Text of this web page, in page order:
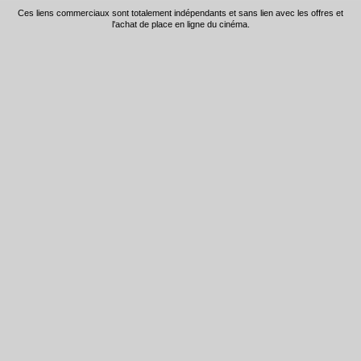
Ces liens commerciaux sont totalement indépendants et sans lien avec les offres et
l'achat de place en ligne du cinéma.